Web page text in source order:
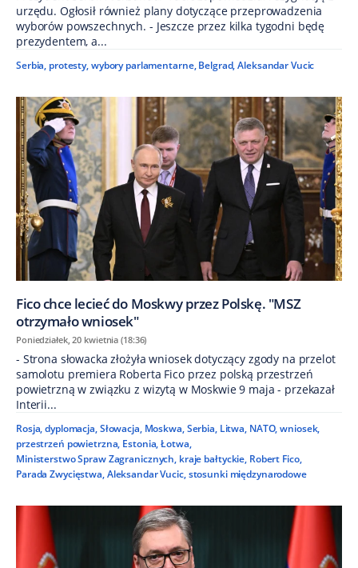
urzędu. Ogłosił również plany dotyczące przeprowadzenia
wyborów powszechnych. - Jeszcze przez kilka tygodni będę
prezydentem, a...
Serbia, protesty,wybory parlamentarne, Belgrad,Aleksandar Vucic
Fico chce lecieć do Moskwy przez Polskę. "MSZ
otrzymało wniosek"
Poniedziałek, 20 kwietnia (18:36)
- Strona słowacka złożyła wniosek dotyczący zgody na przelot
samolotu premiera Roberta Fico przez polską przestrzeń
powietrzną w związku z wizytą w Moskwie 9 maja - przekazał
Interii...
Rosja,dyplomacja,Słowacja, Moskwa,Serbia, Litwa, NATO,wniosek,
przestrzeń powietrzna, Estonia,Łotwa,
Ministerstwo Spraw Zagranicznych, kraje bałtyckie, Robert Fico,
Parada Zwycięstwa,Aleksandar Vucic,stosunki międzynarodowe